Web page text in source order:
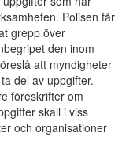
Polisen får
grepp över
den inom
att myndigheter
del av uppgifter.
föreskrifter om
skall i viss
och organisationer